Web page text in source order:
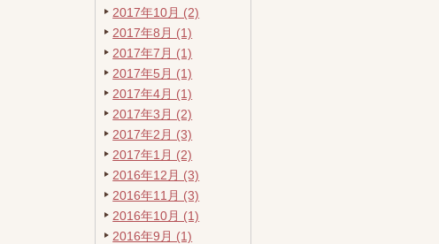
2017年10月 (2)
2017年8月 (1)
2017年7月 (1)
2017年5月 (1)
2017年4月 (1)
2017年3月 (2)
2017年2月 (3)
2017年1月 (2)
2016年12月 (3)
2016年11月 (3)
2016年10月 (1)
2016年9月 (1)